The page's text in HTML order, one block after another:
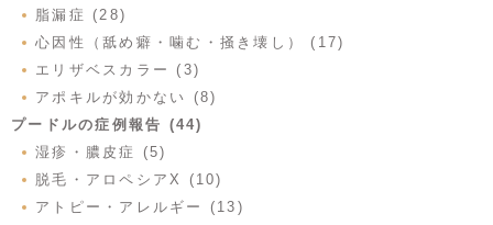
脂漏症 (28)
心因性（舐め癖・噛む・掻き壊し） (17)
エリザベスカラー (3)
アポキルが効かない (8)
プードルの症例報告 (44)
湿疹・膿皮症 (5)
脱毛・アロペシアX (10)
アトピー・アレルギー (13)